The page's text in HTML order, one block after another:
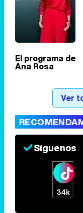
El programa de
Ana Rosa
Ver
Síguenos
34k